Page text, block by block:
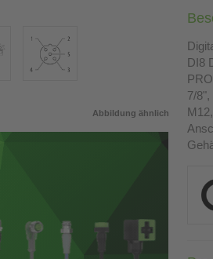
Abbildung ähnlich
DI8
7/